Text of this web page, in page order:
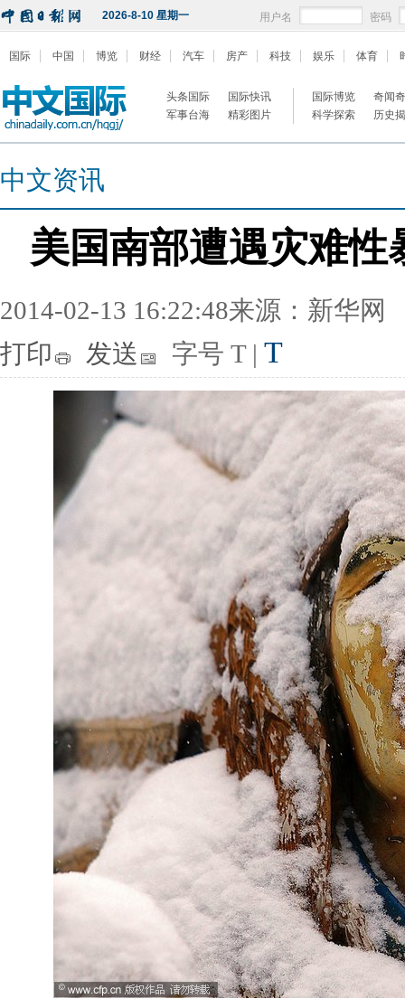
2026-8-10 星期一 用户名 密码
国际 中国 博览 财经 汽车 房产 科技 娱乐 体育
头条国际
国际快讯
军事台海
精彩图片
国际博览
奇闻
科学探索
历史
中文资讯
美国南部遭遇灾难
2014-02-13 16:22:48来源：新华网
打印
发送 字号 T | T